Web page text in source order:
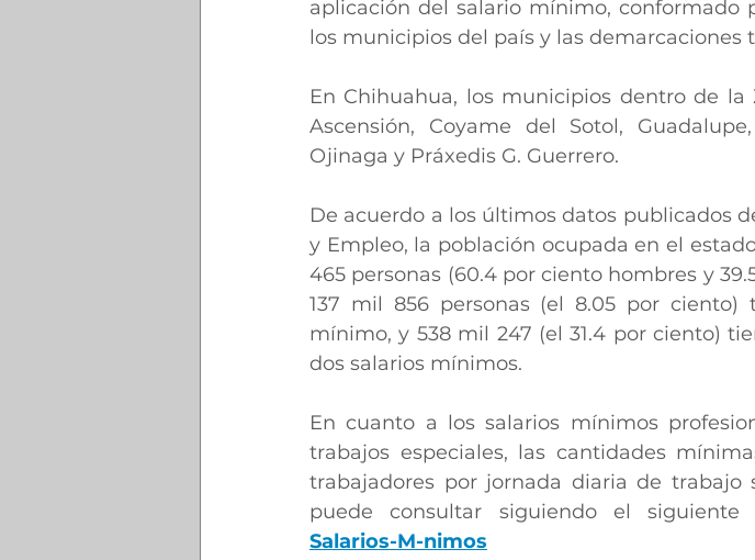
aplicación del salario mínimo, conformado
los municipios del país y las demarcaciones
En Chihuahua, los municipios dentro de
Ascensión, Coyame del Sotol,
Ojinaga y Práxedis G. Guerrero.
De acuerdo a los últimos datos publicados
y Empleo, la población ocupada en el
465 personas (60.4 por ciento hombres y
137 mil 856 personas (el 8.05 por
mínimo, y 538 mil 247 (el 31.4 por ciento)
dos salarios mínimos.
En cuanto a los salarios mínimos
trabajos especiales, las cantidades
trabajadores por jornada diaria de
puede consultar siguiendo el
Salarios-M-nimos